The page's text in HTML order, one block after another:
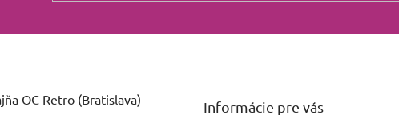
OC Retro (Bratislava)
Informácie pre vás